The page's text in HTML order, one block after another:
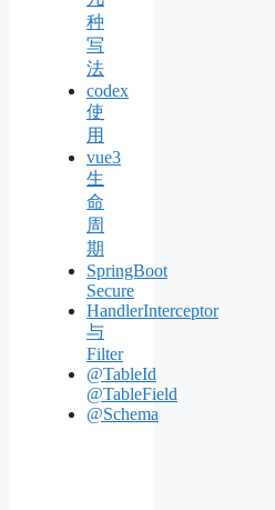
种
写
法
codex
使
用
vue3
生
命
周
期
SpringBoot
Secure
HandlerInterceptor
与
Filter
@TableId
@TableField
@Schema